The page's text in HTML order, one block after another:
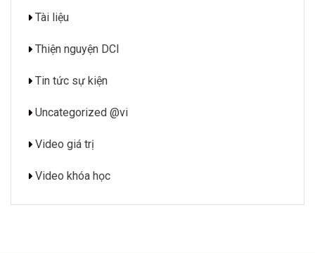
Tài liệu
Thiện nguyện DCI
Tin tức sự kiện
Uncategorized @vi
Video giá trị
Video khóa học